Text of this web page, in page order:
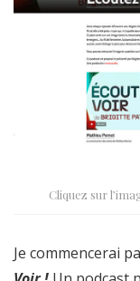
Cliquez sur
Je commencerai